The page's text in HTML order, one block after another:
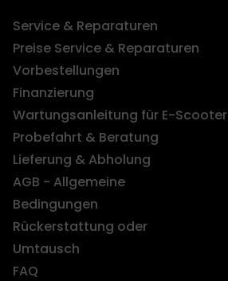
Service & Reparaturen
Preise Service & Reparaturen
Vorbestellungen
Finanzierung
Wartungsanleitung für E-Scooter
Probefahrt & Beratung
Lieferung & Abholung
AGB - Allgemeine
Bedingungen
Rückerstattung oder
Umtausch
FAQ